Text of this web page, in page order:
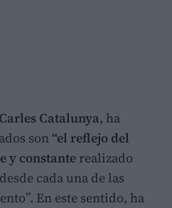
Carles Catalunya, ha
son “el reflejo del
y constante realizado
cada una de las
En este sentido, ha